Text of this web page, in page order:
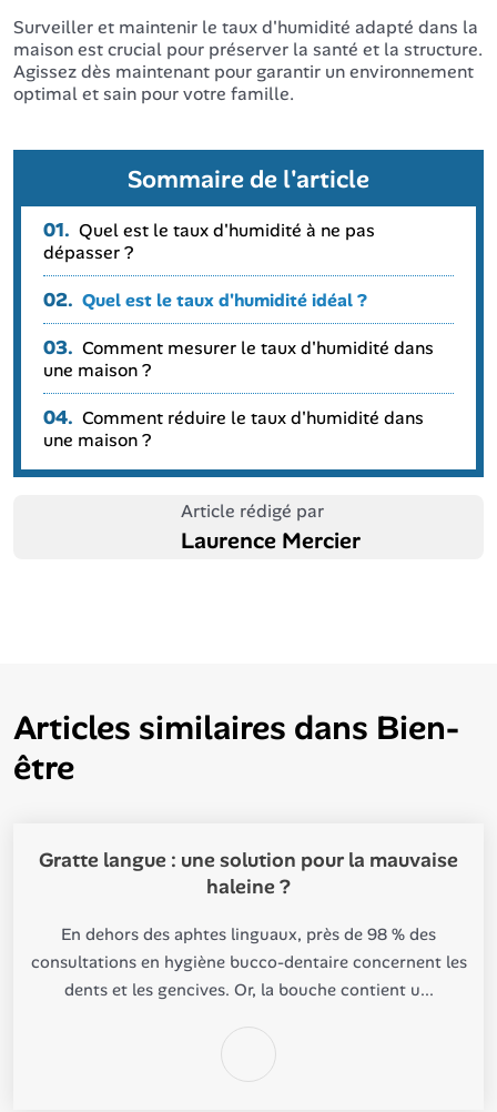
Surveiller et maintenir le taux d'humidité adapté dans la
maison est crucial pour préserver la santé et la structure.
Agissez dès maintenant pour garantir un environnement
optimal et sain pour votre famille.
Sommaire de l'article
01. Quel est le taux d'humidité à ne pas
dépasser ?
02. Quel est le taux d'humidité idéal ?
03. Comment mesurer le taux d'humidité dans
une maison ?
04. Comment réduire le taux d'humidité dans
une maison ?
Article rédigé par
Laurence Mercier
Articles similaires dans Bien-
être
Gratte langue : une solution pour la mauvaise
haleine ?
En dehors des aphtes linguaux, près de 98 % des
consultations en hygiène bucco-dentaire concernent les
dents et les gencives. Or, la bouche contient u...